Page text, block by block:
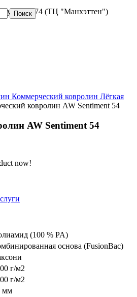
д. 174 (ТЦ "Манхэттен")
Поиск
Коммерческий ковролин Лёгкая
ковролин AW Sentiment 54
AW Sentiment 54
now!
(100 % PA)
основа (FusionBac)
г/м2
г/м2
мм